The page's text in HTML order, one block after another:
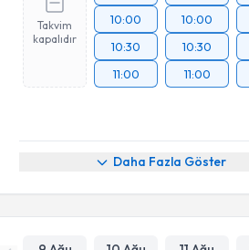
Takvim
kapalıdır
10:00
10:30
11:00
10:00
10:30
11:00
Daha Fazla Göster